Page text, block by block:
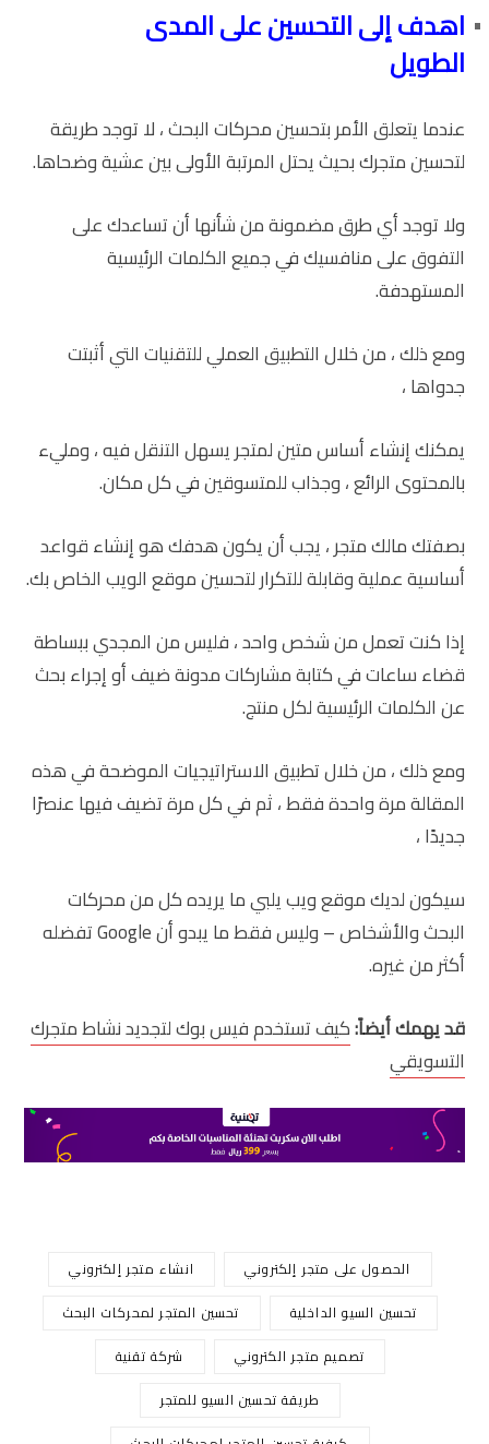
اهدف إلى التحسين على المدى
الطويل
عندما يتعلق الأمر بتحسين محركات البحث ، لا توجد طريقة
لتحسين متجرك بحيث يحتل المرتبة الأولى بين عشية وضحاها.
ولا توجد أي طرق مضمونة من شأنها أن تساعدك على
التفوق على منافسيك في جميع الكلمات الرئيسية
المستهدفة.
ومع ذلك ، من خلال التطبيق العملي للتقنيات التي أثبتت
جدواها ،
يمكنك إنشاء أساس متين لمتجر يسهل التنقل فيه ، ومليء
بالمحتوى الرائع ، وجذاب للمتسوقين في كل مكان.
بصفتك مالك متجر ، يجب أن يكون هدفك هو إنشاء قواعد
أساسية عملية وقابلة للتكرار لتحسين موقع الويب الخاص بك.
إذا كنت تعمل من شخص واحد ، فليس من المجدي ببساطة
قضاء ساعات في كتابة مشاركات مدونة ضيف أو إجراء بحث
عن الكلمات الرئيسية لكل منتج.
ومع ذلك ، من خلال تطبيق الاستراتيجيات الموضحة في هذه
المقالة مرة واحدة فقط ، ثم في كل مرة تضيف فيها عنصرًا
جديدًا ،
سيكون لديك موقع ويب يلبي ما يريده كل من محركات
البحث والأشخاص – وليس فقط ما يبدو أن Google تفضله
أكثر من غيره.
قد يهمك أيضاً:كيف تستخدم فيس بوك لتجديد نشاط متجرك
التسويقي
الحصول على متجر إلكتروني
انشاء متجر إلكتروني
تحسين السيو الداخلية
تحسين المتجر لمحركات البحث
تصميم متجر الكتروني
شركة تقنية
طريقة تحسين السيو للمتجر